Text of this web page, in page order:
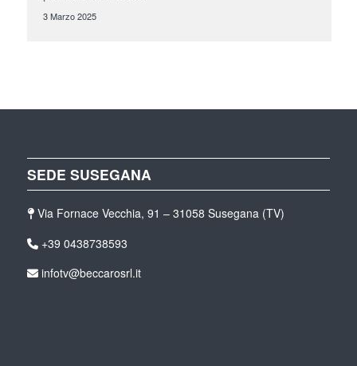
3 Marzo 2025
SEDE SUSEGANA
Via Fornace Vecchia, 91 – 31058 Susegana (TV)
+39 0438738593
infotv@beccarosrl.it